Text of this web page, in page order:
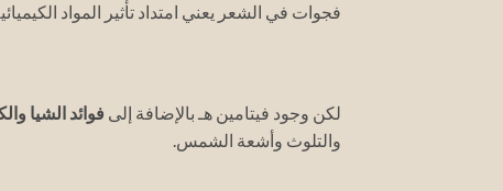
فجوات في الشعر يعني امتداد تأثير المواد
لكن وجود فيتامين هـ بالإضافة إلى فوائد الشيا
والتلوث وأشعة الشمس.